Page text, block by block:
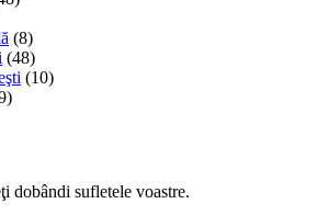
(8)
(48)
(10)
dobândi sufletele voastre.